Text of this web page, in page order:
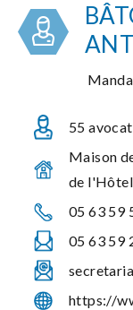
55
Maison
de l'Hôtel
05 63 59
05 63 59
https://